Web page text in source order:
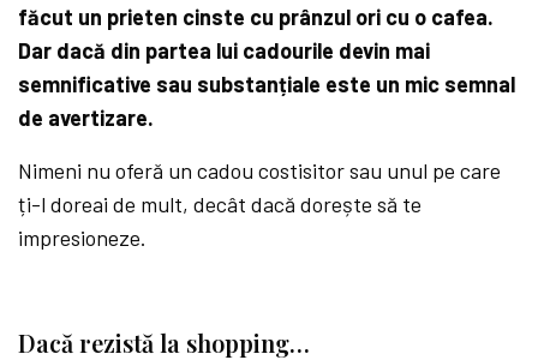
făcut un prieten cinste cu prânzul ori cu o cafea.
Dar dacă din partea lui cadourile devin mai
semnificative sau substanțiale este un mic semnal
de avertizare.
Nimeni nu oferă un cadou costisitor sau unul pe care
ți-l doreai de mult, decât dacă dorește să te
impresioneze.
Dacă rezistă la shopping…